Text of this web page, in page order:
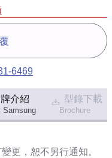
6469
介紹
Samsung
型錄下載
Brochure
更，恕不另行通知。